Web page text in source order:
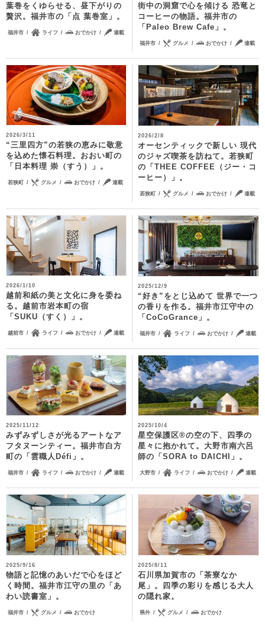
葉巻をくゆらせる、昼下がりの
贅沢。福井市の「点 葉巻室」。
福井市 ライフ おでかけ 連載
街中の洞窟で心を傾ける 恐竜と
コーヒーの物語。福井市の
「Paleo Brew Cafe」。
福井市 グルメ おでかけ 連載
2026/3/11
“三里四方”の若狭の恵みに敬意
を込めた懐石料理。おおい町の
「日本料理 崇（すう）」。
若狭町 グルメ おでかけ 連載
2026/2/8
オーセンティックで新しい 現代
のジャズ喫茶を訪ねて。若狭町
の「THEE COFFEE（ジー・コ
ーヒー）」。
若狭町 グルメ おでかけ 連載
2026/1/10
越前和紙の美と文化に身を委ね
る。越前市岩本町の宿
「SUKU（すく）」。
越前市 ライフ おでかけ 連載
2025/12/9
“好き”をとじ込めて 世界で一つ
の香りを作る。福井市江守中の
「CoCoGrance」。
福井市 ライフ おでかけ 連載
2025/11/12
みずみずしさが光るアートなア
フタヌーンティー。福井市白方
町の「雲職人Défi」。
福井市 ライフ おでかけ 連載
2025/10/4
星空保護区®の空の下、四季の
星々に抱かれて。大野市南六呂
師の「SORA to DAICHI」。
大野市 ライフ おでかけ 連載
2025/9/16
物語と記憶のあいだで心をほど
く時間。福井市江守の里の「あ
わい読書室」。
福井市 グルメ おでかけ
2025/8/11
石川県加賀市の「茶寮なか
尾」。四季の彩りを感じる大人
の隠れ家。
県外 グルメ おでかけ